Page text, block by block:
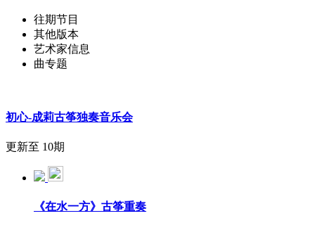
往期节目
其他版本
艺术家信息
曲专题
初心-成莉古筝独奏音乐会
更新至 10期
《在水一方》古筝重奏